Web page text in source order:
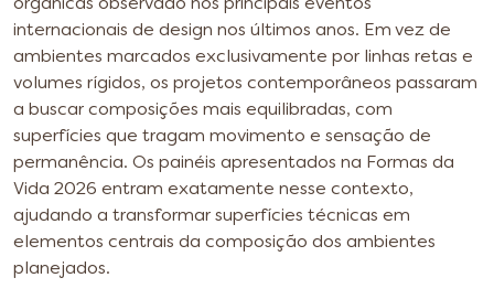
orgânicas observado nos principais eventos
internacionais de design nos últimos anos. Em vez de
ambientes marcados exclusivamente por linhas retas e
volumes rígidos, os projetos contemporâneos passaram
a buscar composições mais equilibradas, com
superfícies que tragam movimento e sensação de
permanência. Os painéis apresentados na Formas da
Vida 2026 entram exatamente nesse contexto,
ajudando a transformar superfícies técnicas em
elementos centrais da composição dos ambientes
planejados.